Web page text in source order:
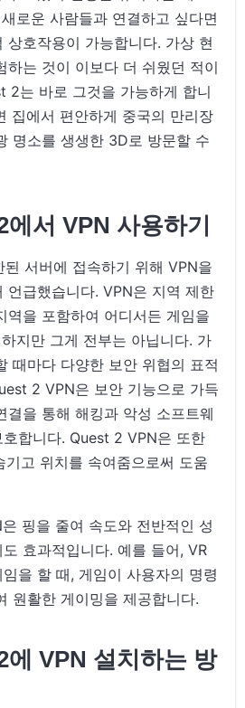
로운 사람들과 연결하고 싶다면
상호작용이 가능합니다. 가상 현
하는 것이 이보다 더 쉬웠던 적이
2는 바로 그것을 가능하게 합니
집에서 편안하게 중국의 만리장
명소를 생생한 3D로 방문할 수
서 VPN 사용하기
서버에 접속하기 위해 VPN을
언급했습니다. VPN은 지역 제한
역을 포함하여 어디서든 게임을
지만 그게 전부는 아닙니다. 가
때마다 다양한 보안 위협의 표적
2 VPN은 보안 기능으로 가득
결을 통해 해킹과 악성 소프트웨
합니다. Quest 2 VPN은 또한
기고 위치를 속여줌으로써 도움
핑을 줄여 속도와 전반적인 성
효과적입니다. 예를 들어, VR
을 할 때, 게임이 사용자의 명령
원활한 게이밍을 제공합니다.
VPN 설치하는 방